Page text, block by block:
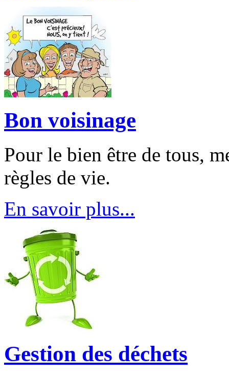
Bon voisinage
Pour le bien être de tous,
règles de vie.
En savoir plus...
Gestion des déchets